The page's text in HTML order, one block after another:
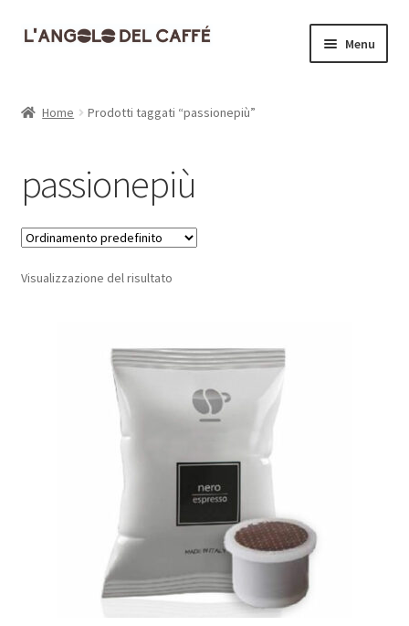
Vai
Vai
Menu
Cassa
Contatti
Dove siamo
Informativa Privacy
Home Prodotti taggati “passionepiù”
passionepiù
Visualizzazione del risultato